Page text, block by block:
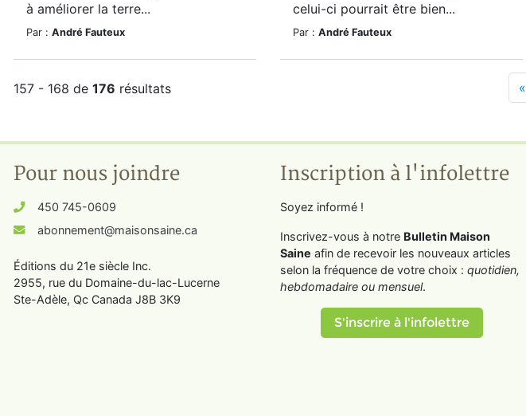
à améliorer la terre...
Par : André Fauteux
celui-ci pourrait être bien...
Par : André Fauteux
157 - 168 de 176 résultats «
Pour nous joindre
450 745-0609
abonnement@maisonsaine.ca
Éditions du 21e siècle Inc.
2955, rue du Domaine-du-lac-Lucerne
Ste-Adèle, Qc Canada J8B 3K9
Inscription à l'infolettre
Soyez informé !
Inscrivez-vous à notre Bulletin Maison
Saine afin de recevoir les nouveaux articles
selon la fréquence de votre choix : quotidien,
hebdomadaire ou mensuel.
S'inscrire à l'infolettre